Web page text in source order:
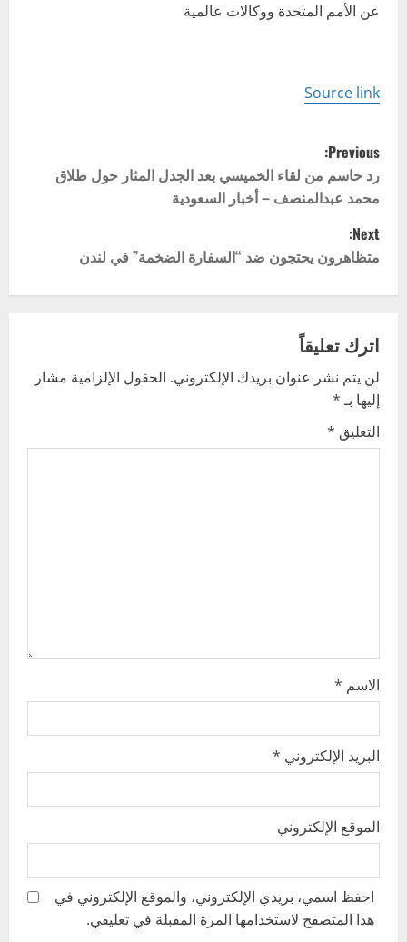
عن الأمم المتحدة ووكالات عالمية
Source link
P
o
s
t
n
a
v
i
g
Previous:
رد حاسم من لقاء الخميسي بعد الجدل المثار حول طلاق
محمد عبدالمنصف – أخبار السعودية
Next:
متظاهرون يحتجون ضد “السفارة الضخمة” في لندن
اترك تعليقاً
لن يتم نشر عنوان بريدك الإلكتروني. الحقول الإلزامية مشار
إليها بـ*
التعليق *
الاسم *
البريد الإلكتروني *
الموقع الإلكتروني
احفظ اسمي، بريدي الإلكتروني، والموقع الإلكتروني في
هذا المتصفح لاستخدامها المرة المقبلة في تعليقي.